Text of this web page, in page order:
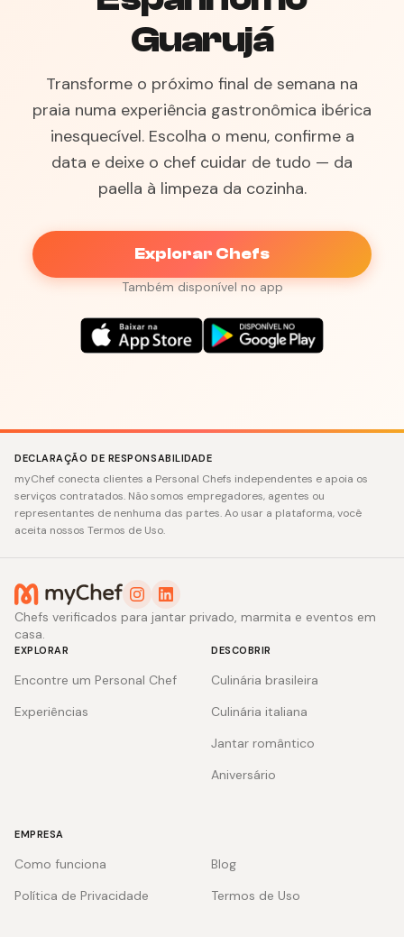
Guarujá
Transforme o próximo final de semana na
praia numa experiência gastronômica ibérica
inesquecível. Escolha o menu, confirme a
data e deixe o chef cuidar de tudo — da
paella à limpeza da cozinha.
Explorar Chefs
Também disponível no app
DECLARAÇÃO DE RESPONSABILIDADE
myChef conecta clientes a Personal Chefs independentes e apoia os
serviços contratados. Não somos empregadores, agentes ou
representantes de nenhuma das partes. Ao usar a plataforma, você
aceita nossos Termos de Uso.
Chefs verificados para jantar privado, marmita e eventos em
casa.
EXPLORAR
Encontre um Personal Chef
Experiências
DESCOBRIR
Culinária brasileira
Culinária italiana
Jantar romântico
Aniversário
EMPRESA
Como funciona
Blog
Política de Privacidade
Termos de Uso